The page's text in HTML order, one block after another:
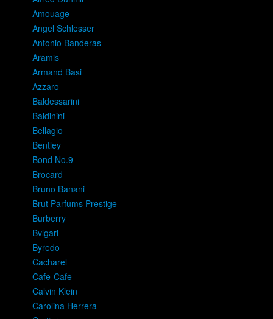
Amouage
Angel Schlesser
Antonio Banderas
Aramis
Armand Basi
Azzaro
Baldessarini
Baldinini
Bellagio
Bentley
Bond No.9
Brocard
Bruno Banani
Brut Parfums Prestige
Burberry
Bvlgari
Byredo
Cacharel
Cafe-Cafe
Calvin Klein
Carolina Herrera